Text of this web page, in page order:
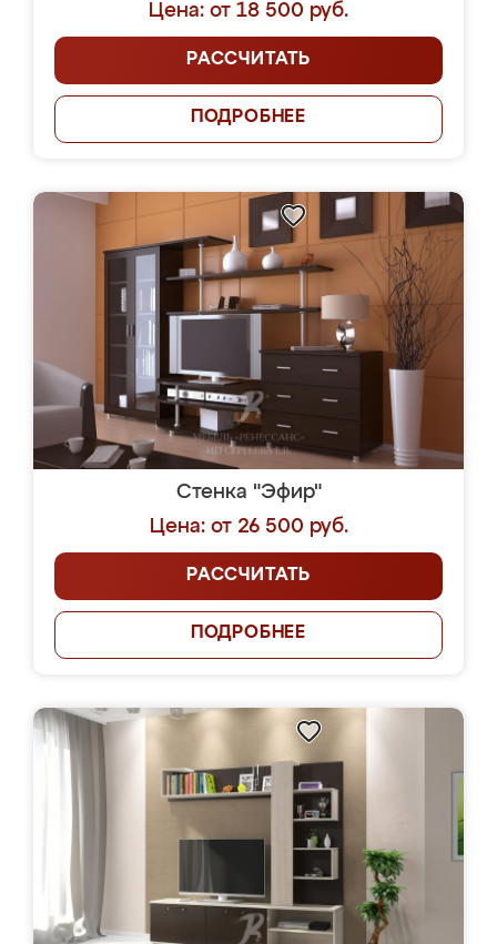
Цена: от 18 500 руб.
РАССЧИТАТЬ
ПОДРОБНЕЕ
Стенка "Эфир"
Цена: от 26 500 руб.
РАССЧИТАТЬ
ПОДРОБНЕЕ